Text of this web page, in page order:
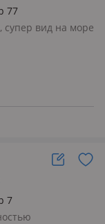
77
супер вид на море
7